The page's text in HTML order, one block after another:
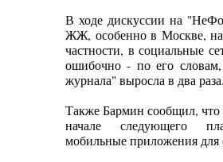
В ходе дискуссии на
ЖЖ, особенно в Москве,
частности, в социальные
ошибочно - по его
журнала" выросла в два
Также Бармин сообщил, что
начале следующего
мобильные приложения для